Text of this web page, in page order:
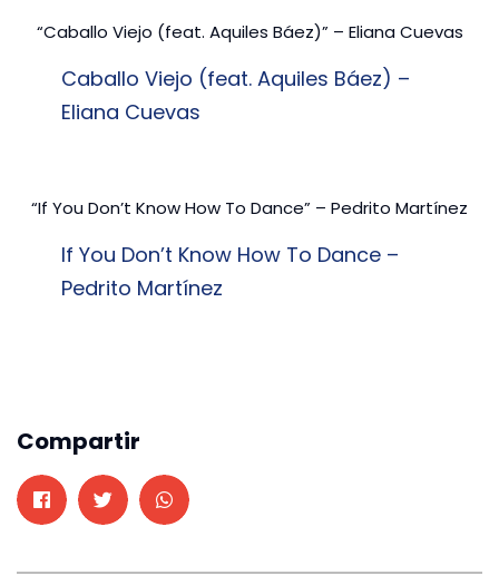
“Caballo Viejo (feat. Aquiles Báez)” – Eliana Cuevas
Caballo Viejo (feat. Aquiles Báez) –
Eliana Cuevas
“If You Don’t Know How To Dance” – Pedrito Martínez
If You Don’t Know How To Dance –
Pedrito Martínez
Compartir